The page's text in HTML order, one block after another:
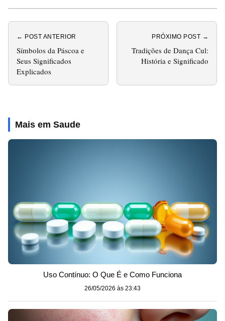
← POST ANTERIOR
Símbolos da Páscoa e
Seus Significados
Explicados
PRÓXIMO POST →
Tradições de Dança Cul:
História e Significado
Mais em Saude
Uso Contínuo: O Que É e Como Funciona
26/05/2026 às 23:43